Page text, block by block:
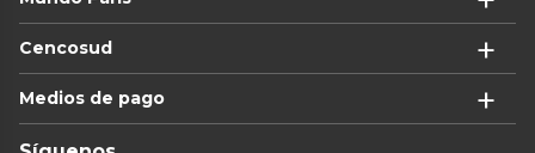
Cencosud
Medios de pago